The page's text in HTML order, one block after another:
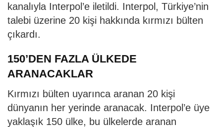
kanalıyla Interpol’e iletildi. Interpol, Türkiye’nin
talebi üzerine 20 kişi hakkında kırmızı bülten
çıkardı.
150’DEN FAZLA ÜLKEDE
ARANACAKLAR
Kırmızı bülten uyarınca aranan 20 kişi
dünyanın her yerinde aranacak. Interpol’e üye
yaklaşık 150 ülke, bu ülkelerde aranan